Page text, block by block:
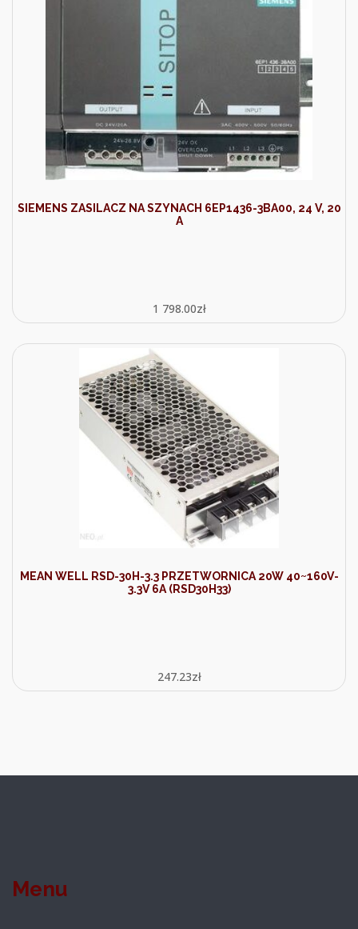
SIEMENS ZASILACZ NA SZYNACH 6EP1436-3BA00, 24 V, 20
A
1 798.00zł
MEAN WELL RSD-30H-3.3 PRZETWORNICA 20W 40~160V-
3.3V 6A (RSD30H33)
247.23zł
Menu